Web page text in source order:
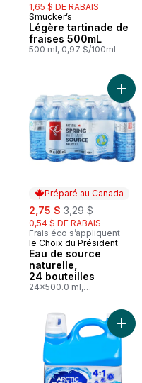
1,65 $ DE RABAIS
Smucker’s
Légère tartinade de
fraises 500mL
500 ml, 0,97 $/100ml
Préparé au Canada
sale:
2,75 $ , formerly:
3,29 $
0,54 $ DE RABAIS
Frais éco s’appliquent
Préparé au Canada
le Choix du Président
Eau de source
naturelle,
24 bouteilles
24x500.0 ml,